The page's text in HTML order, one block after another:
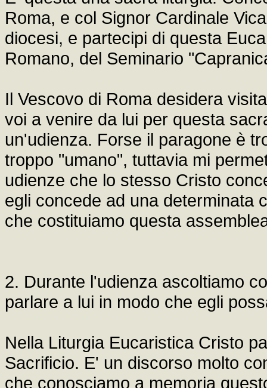
Roma, e col Signor Cardinale
diocesi, e partecipi di questa
Romano, del Seminario
Il Vescovo di Roma desidera
voi a venire da lui per questa
un'udienza. Forse il paragone è
troppo "umano", tuttavia mi
udienze che lo stesso Cristo
egli concede ad una determinata
che costituiamo questa
2. Durante l'udienza ascoltiamo
parlare a lui in modo che egli
Nella Liturgia Eucaristica Cristo
Sacrificio. E' un discorso molto
che conosciamo a memoria